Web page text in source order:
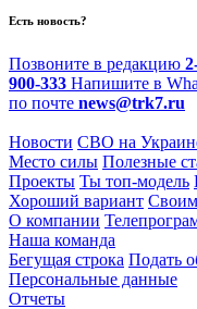
Есть новость?
Позвоните в редакцию
900-333 Напишите в
по почте news@trk7.ru
Новости СВО на
Место силы Полезные
Проекты Ты топ-модель
Хороший вариант
О компании
Наша команда
Бегущая строка Подать
Персональные данные
Отчеты